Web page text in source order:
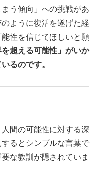
う傾向」への挑戦があ
ように復活を遂げた経
性を信じてほしいと願
超える可能性」がいか
るのです。
間の可能性に対する深
るとシンプルな言葉で
な教訓が隠されていま